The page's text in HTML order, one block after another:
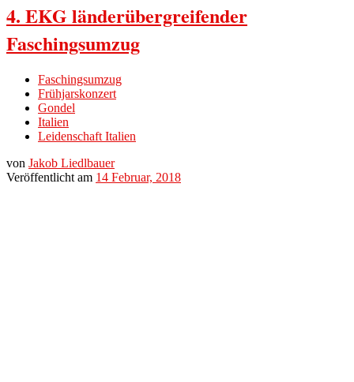
4. EKG länderübergreifender
Faschingsumzug
Faschingsumzug
Frühjarskonzert
Gondel
Italien
Leidenschaft Italien
von Jakob Liedlbauer
Veröffentlicht am 14 Februar, 2018